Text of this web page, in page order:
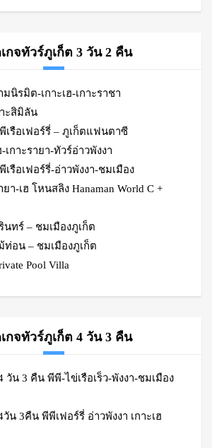
กจทัวร์ภูเก็ต 3 วัน 2 คืน
นิรมิต-เกาะเฮ-เกาะราชา
ะสิมิลัน
เรือเฟอร์รี่ – ภูเก็ตแฟนตาซี
-เกาะรายา-ทัวร์อ่าวพังงา
เรือเฟอร์รี่-อ่าวพังงา-ชมเมือง
ยา-เฮ โหนสลิง Hanaman World C +
นทร์ – ชมเมืองภูเก็ต
ท่อน – ชมเมืองภูเก็ต
Pool Villa
กจทัวร์ภูเก็ต 4 วัน 3 คืน
วัน 3 คืน พีพี-ไข่เรือเร็ว-พังงา-ชมเมือง
วัน 3คืน พีพีเฟอร์รี่ อ่าวพังงา เกาะเฮ